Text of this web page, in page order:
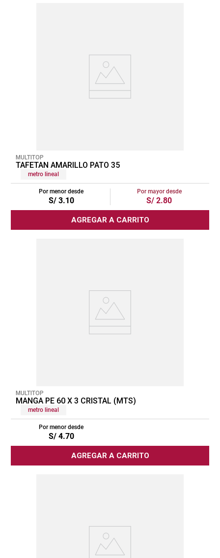
MULTITOP
TAFETAN AMARILLO PATO 35
metro lineal
Por menor desde
S/ 3.10
Por mayor desde
S/ 2.80
AGREGAR A CARRITO
MULTITOP
MANGA PE 60 X 3 CRISTAL (MTS)
metro lineal
Por menor desde
S/ 4.70
AGREGAR A CARRITO